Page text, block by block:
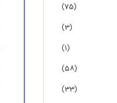
(75)
(3)
(1)
(58)
(33)